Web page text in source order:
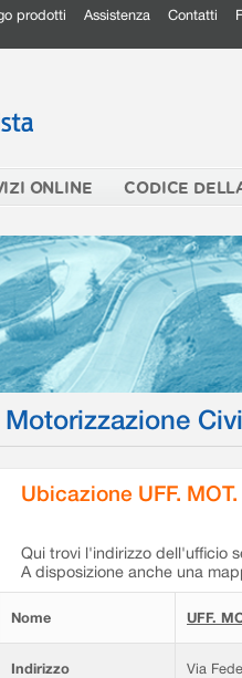
prodotti Assistenza Contatti
ONLINE CODICE
Ubicazione UFF.
Qui trovi l'indirizzo dell'ufficio
A disposizione anche una
Nome UFF.
Indirizzo Via